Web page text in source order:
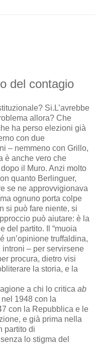
del contagio
Si. L’avrebbe
allora? Che
ha perso elezioni già
con due
– nemmeno con Grillo,
è anche vero che
il Muro. Anzi molto
quanto Berlinguer,
se ne approvvigionava
ognuno porta colpe
si può fare niente, si
può aiutare: è la
del partito. Il “muoia
un’opinione truffaldina,
– per servirsene
procura, dietro visi
la storia, e la
a chi lo critica ab
1948 con la
con la Repubblica e le
e già prima nella
partito di
lo stigma del